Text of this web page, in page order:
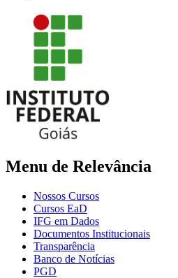
Menu de Relevância
Nossos Cursos
Cursos EaD
IFG em Dados
Documentos Institucionais
Transparência
Banco de Notícias
PGD